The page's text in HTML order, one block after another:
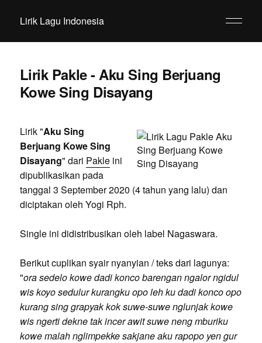
Lirik Lagu Indonesia
Lirik Pakle - Aku Sing Berjuang
Kowe Sing Disayang
Lirik "Aku Sing
Berjuang Kowe Sing
Disayang" dari Pakleini
dipublikasikan pada
tanggal 3 September 2020 (4 tahun yang lalu) dan
diciptakan oleh Yogi Rph.
Single ini didistribusikan oleh label Nagaswara.
Berikut cuplikan syair nyanyian / teks dari lagunya:
"ora sedelo kowe dadi konco barengan ngalor ngidul
wis koyo sedulur kurangku opo leh ku dadi konco opo
kurang sing grapyak kok suwe-suwe nglunjak kowe
wis ngerti dekne tak incer awit suwe neng mburiku
kowe malah nglimpekke sakjane aku rapopo yen gur